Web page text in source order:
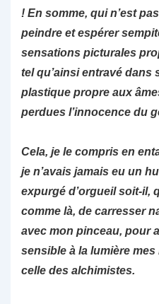
! En somme, qui n’est
peindre et espérer
sensations picturales
tel qu’ainsi entravé dans
plastique propre aux
perdues l’innocence du
Cela, je le compris en
je n’avais jamais eu un
expurgé d’orgueil soit-il,
comme là, de carresser
avec mon pinceau, pour
sensible à la lumière
celle des alchimistes.